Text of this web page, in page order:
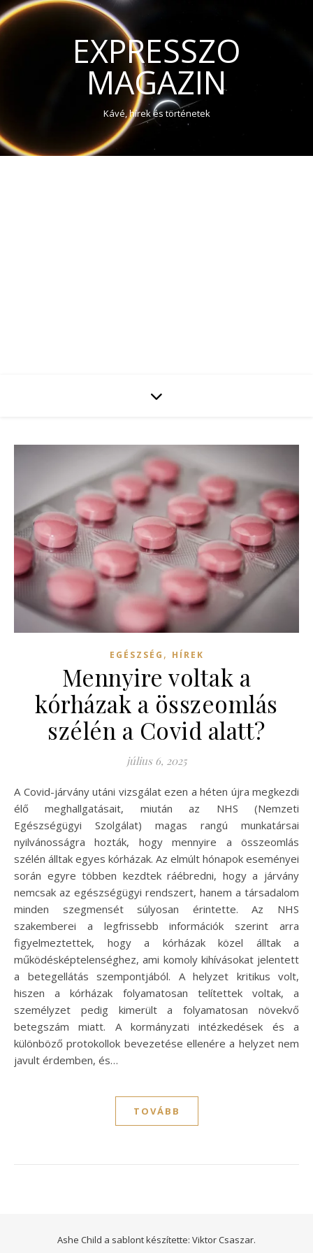
EXPRESSZO
MAGAZIN
Kávé, hírek és történetek
EGÉSZSÉG , HÍREK
Mennyire voltak a
kórházak a összeomlás
szélén a Covid alatt?
július 6, 2025
A Covid-járvány utáni vizsgálat ezen a héten újra megkezdi
élő meghallgatásait, miután az NHS (Nemzeti
Egészségügyi Szolgálat) magas rangú munkatársai
nyilvánosságra hozták, hogy mennyire a összeomlás
szélén álltak egyes kórházak. Az elmúlt hónapok eseményei
során egyre többen kezdtek ráébredni, hogy a járvány
nemcsak az egészségügyi rendszert, hanem a társadalom
minden szegmensét súlyosan érintette. Az NHS
szakemberei a legfrissebb információk szerint arra
figyelmeztettek, hogy a kórházak közel álltak a
működésképtelenséghez, ami komoly kihívásokat jelentett
a betegellátás szempontjából. A helyzet kritikus volt,
hiszen a kórházak folyamatosan telítettek voltak, a
személyzet pedig kimerült a folyamatosan növekvő
betegszám miatt. A kormányzati intézkedések és a
különböző protokollok bevezetése ellenére a helyzet nem
javult érdemben, és…
TOVÁBB
Ashe Child a sablont készítette: Viktor Csaszar.